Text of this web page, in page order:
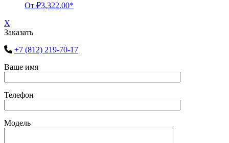
От ₽3,322.00*
X
Заказать
+7 (812) 219-70-17
Ваше имя
Телефон
Модель